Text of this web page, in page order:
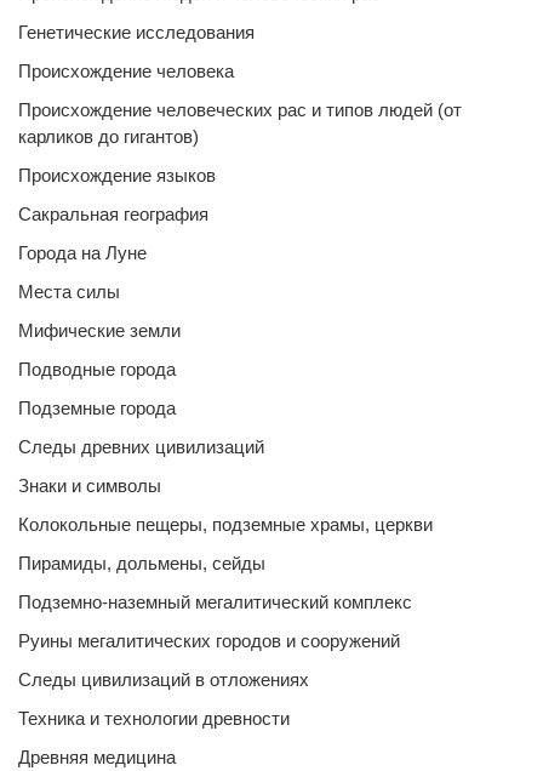
Генетические исследования
Происхождение человека
Происхождение человеческих рас и типов людей (от
карликов до гигантов)
Происхождение языков
Сакральная география
Города на Луне
Места силы
Мифические земли
Подводные города
Подземные города
Следы древних цивилизаций
Знаки и символы
Колокольные пещеры, подземные храмы, церкви
Пирамиды, дольмены, сейды
Подземно-наземный мегалитический комплекс
Руины мегалитических городов и сооружений
Следы цивилизаций в отложениях
Техника и технологии древности
Древняя медицина